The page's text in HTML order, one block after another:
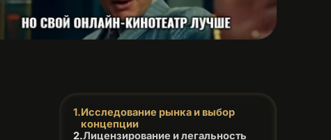
Исследование рынка и выбор
концепции
Лицензирование и легальность